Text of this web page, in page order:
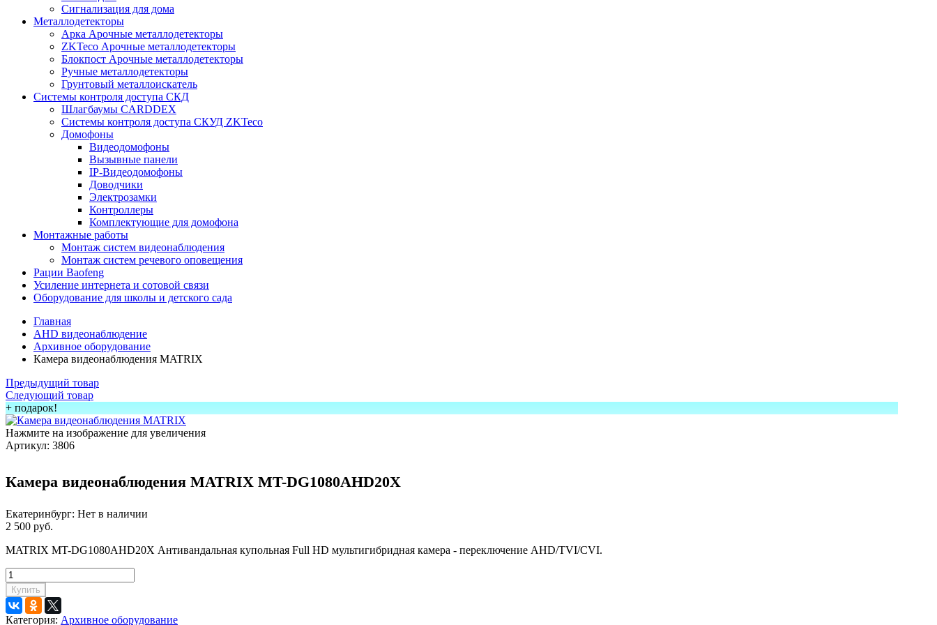
Сигнализация для дома
Металлодетекторы
Арка Арочные металлодетекторы
ZKTeco Арочные металлодетекторы
Блокпост Арочные металлодетекторы
Ручные металлодетекторы
Грунтовый металлоискатель
Системы контроля доступа СКД
Шлагбаумы CARDDEX
Системы контроля доступа СКУД ZKTeco
Домофоны
Видеодомофоны
Вызывные панели
IP-Видеодомофоны
Доводчики
Электрозамки
Контроллеры
Комплектующие для домофона
Монтажные работы
Монтаж систем видеонаблюдения
Монтаж систем речевого оповещения
Рации Baofeng
Усиление интернета и сотовой связи
Оборудование для школы и детского сада
Главная
AHD видеонаблюдение
Архивное оборудование
Камера видеонаблюдения MATRIX
Предыдущий товар
Следующий товар
+ подарок!
Нажмите на изображение для увеличения
Артикул: 3806
Камера видеонаблюдения MATRIX MT-DG1080AHD20X
Екатеринбург: Нет в наличии
2 500 руб.
MATRIX MT-DG1080AHD20X Антивандальная купольная Full HD мультигибридная камера - переключение AHD/TVI/CVI.
Купить
Категория: Архивное оборудование